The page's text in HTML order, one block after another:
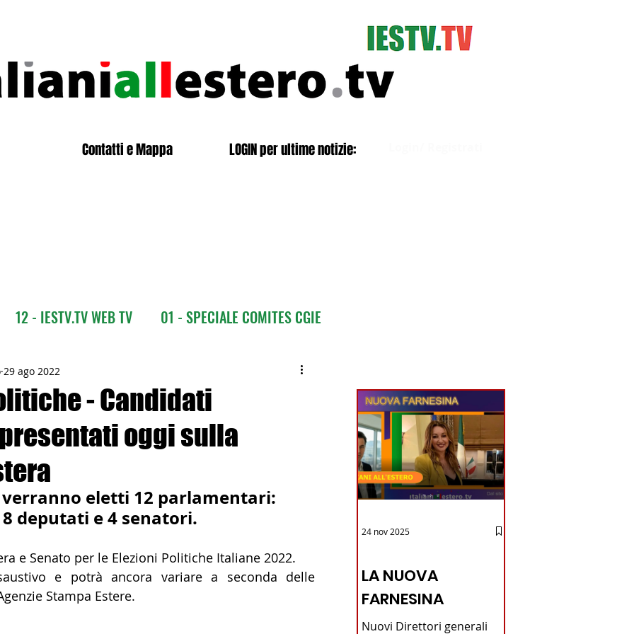
Contatti e Mappa LOGIN per ultime notizie:
12 - IESTV.TV WEB TV 01 - SPECIALE COMITES CGIE
03 - ITALIANI ALL'ESTERO 03 bis - Giro del Mondo
05 - ITALIANI ALL'ESTERO Africa
07 - ITALIANI ALL'ESTERO Australia
Amer 13 - ISTITUZIONI
- Candidati
oggi sulla
29 ago 2022
verranno eletti 12 parlamentari:
8 deputati e 4 senatori.
e Senato per le Elezioni Politiche Italiane 2022.
e potrà ancora variare a seconda delle
Stampa Estere.
LA NUOVA
FARNESINA
Nuovi Direttori generali
24 nov 2025